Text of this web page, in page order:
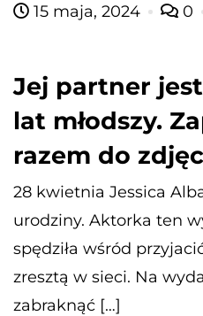
15 maja, 2024 0
Jej partner jest
lat młodszy.
razem do
28 kwietnia Jessica
urodziny. Aktorka ten
spędziła wśród
zresztą w sieci. Na
zabraknąć […]